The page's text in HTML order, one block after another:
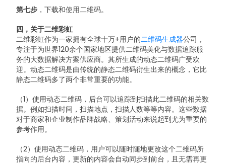
第七步 ，下载和使用二维码。
四，关于二维彩虹
二维彩虹作为一家拥有全球十万+用户的二维码生成器公司，
专注于为世界120余个国家地区提供二维码美化与数据追踪服
务的大数据解决方案供应商。其所生成的动态二维码广受欢
迎。 动态二维码是由传统的静态二维码衍生出来的概念，它比
静态二维码多了两个非常重要的功能。
（1）使用动态二维码，后台可以追踪到扫描此二维码的相关数
据。例如扫描时间，扫描地点，扫描人数等等内容。这些数据
对于商家和企业制作品牌战略、策划活动来说起到尤为重要的
参考作用。
（2）使用动态二维码，用户可以随时随地更改这个二维码所
指向的后台内容，更新的内容会自动同步到前台，且无需再更